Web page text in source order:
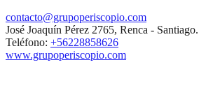
contacto@grupoperiscopio.com
José Joaquín Pérez 2765, Renca - Santiago.
Teléfono: +56228858626
www.grupoperiscopio.com